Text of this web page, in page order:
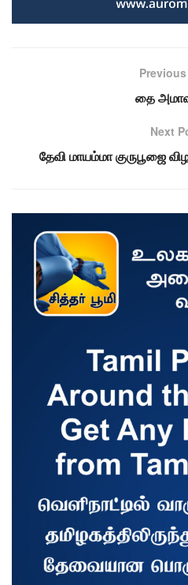
தை
Next
தேவி மாயம்மா குருபூஜை